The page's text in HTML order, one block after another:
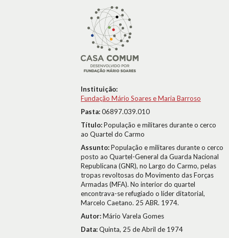
Instituição:
Fundação Mário Soares e Maria Barroso
Pasta:06897.039.010
Título:População e militares durante o cerco
ao Quartel do Carmo
Assunto:População e militares durante o cerco
posto ao Quartel-General da Guarda Nacional
Republicana (GNR), no Largo do Carmo, pelas
tropas revoltosas do Movimento das Forças
Armadas (MFA). No interior do quartel
encontrava-se refugiado o líder ditatorial,
Marcelo Caetano. 25 ABR. 1974.
Autor:Mário Varela Gomes
Data:Quinta, 25 de Abril de 1974